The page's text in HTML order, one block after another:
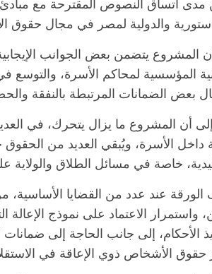
مدى اتساق النصوص المقترحة مع مبادئ
والدولية لمصر في مجال حقوق
المشروع يتضمن بعض الجوانب
المؤسسية لمحاكم الأسرة،
بعض الضمانات المرتبطة بالنفقة
أن المشروع ما يزال يتحرك، في
داخل الأسرة، ويُبقي العديد من
خاصة في مسائل الطلاق والولاية
الورقة عند عدد من القضايا الأساسية،
واستمرار الاعتماد على نموذج الإعالة
الأحكام، إلى جانب الحاجة إلى
حقوق الأشخاص ذوي الإعاقة في